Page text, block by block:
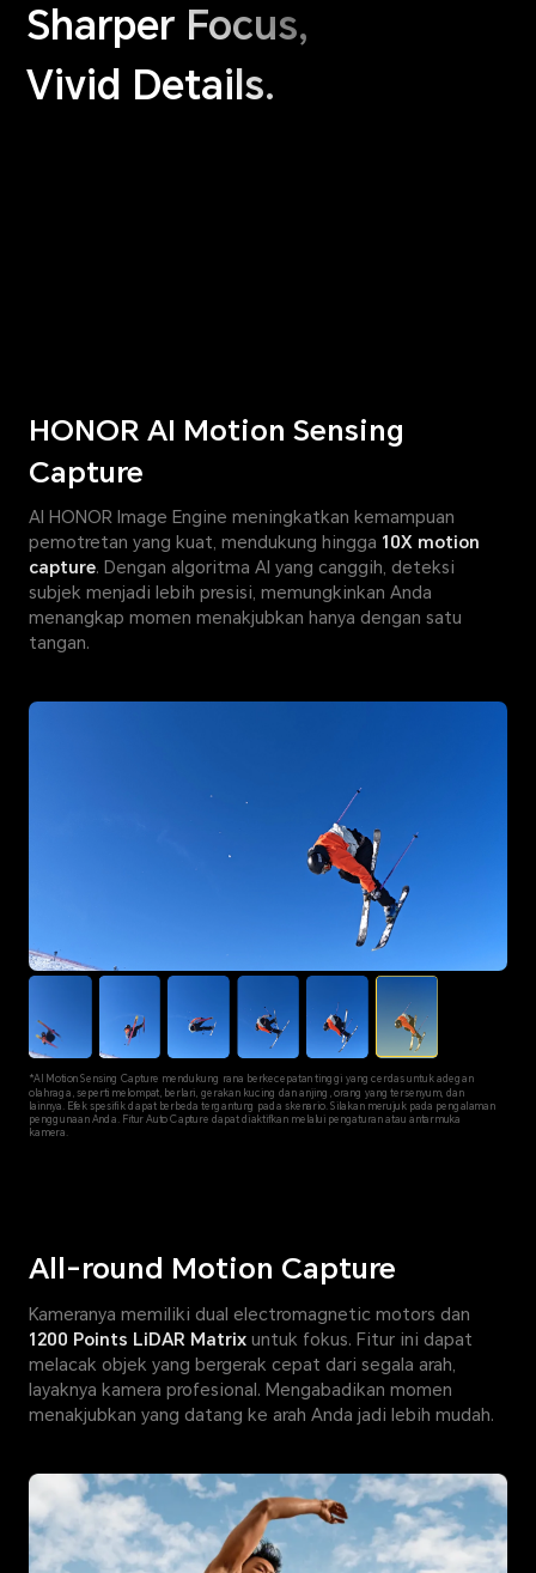
Sharper Focus,
Vivid Details.
HONOR AI Motion Sensing
Capture
AI HONOR Image Engine meningkatkan kemampuan
pemotretan yang kuat, mendukung hingga 10X motion
capture. Dengan algoritma AI yang canggih, deteksi
subjek menjadi lebih presisi, memungkinkan Anda
menangkap momen menakjubkan hanya dengan satu
tangan.
*AI Motion Sensing Capture mendukung rana berkecepatan tinggi yang cerdas untuk adegan
olahraga, seperti melompat, berlari, gerakan kucing dan anjing, orang yang tersenyum, dan
lainnya. Efek spesifik dapat berbeda tergantung pada skenario. Silakan merujuk pada pengalaman
penggunaan Anda. Fitur Auto Capture dapat diaktifkan melalui pengaturan atau antarmuka
kamera.
All-round Motion Capture
Kameranya memiliki dual electromagnetic motors dan
1200 Points LiDAR Matrixuntuk fokus. Fitur ini dapat
melacak objek yang bergerak cepat dari segala arah,
layaknya kamera profesional. Mengabadikan momen
menakjubkan yang datang ke arah Anda jadi lebih mudah.